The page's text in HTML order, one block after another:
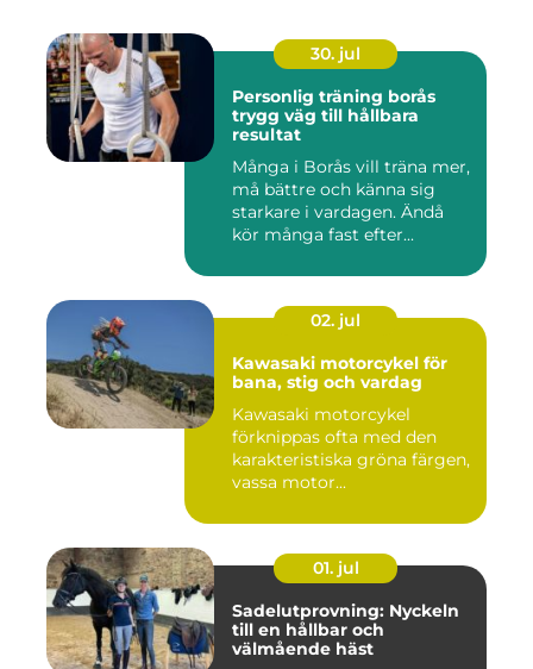
30. jul
Personlig träning borås
trygg väg till hållbara
resultat
Många i Borås vill träna mer,
må bättre och känna sig
starkare i vardagen. Ändå
kör många fast efter...
02. jul
Kawasaki motorcykel för
bana, stig och vardag
Kawasaki motorcykel
förknippas ofta med den
karakteristiska gröna färgen,
vassa motor...
01. jul
Sadelutprovning: Nyckeln
till en hållbar och
välmående häst